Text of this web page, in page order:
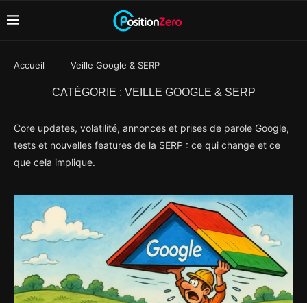
Accueil Veille Google & SERP
CATÉGORIE : VEILLE GOOGLE & SERP
Core updates, volatilité, annonces et prises de parole Google,
tests et nouvelles features de la SERP : ce qui change et ce
que cela implique.